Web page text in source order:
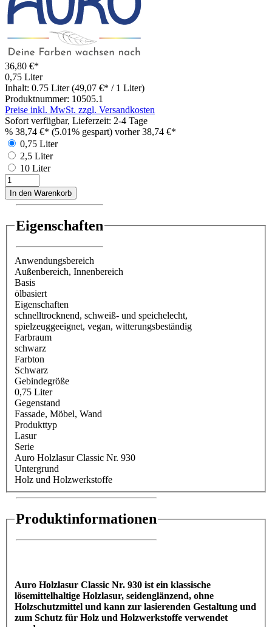
36,80 €*
0,75 Liter
Inhalt: 0.75 Liter (49,07 €* / 1 Liter)
Produktnummer: 10505.1
Preise inkl. MwSt. zzgl. Versandkosten
Sofort verfügbar, Lieferzeit: 2-4 Tage
% 38,74 €* (5.01% gespart) vorher 38,74 €*
0,75 Liter
2,5 Liter
10 Liter
In den Warenkorb
Eigenschaften
Anwendungsbereich
Außenbereich, Innenbereich
Basis
ölbasiert
Eigenschaften
schnelltrocknend, schweiß- und speichelecht,
spielzeuggeeignet, vegan, witterungsbeständig
Farbraum
schwarz
Farbton
Schwarz
Gebindegröße
0,75 Liter
Gegenstand
Fassade, Möbel, Wand
Produkttyp
Lasur
Serie
Auro Holzlasur Classic Nr. 930
Untergrund
Holz und Holzwerkstoffe
Produktinformationen
Auro Holzlasur Classic Nr. 930 ist ein klassische
lösemittelhaltige Holzlasur, seidenglänzend, ohne
Holzschutzmittel und kann zur lasierenden Gestaltung und
zum Schutz für Holz und Holzwerkstoffe verwendet